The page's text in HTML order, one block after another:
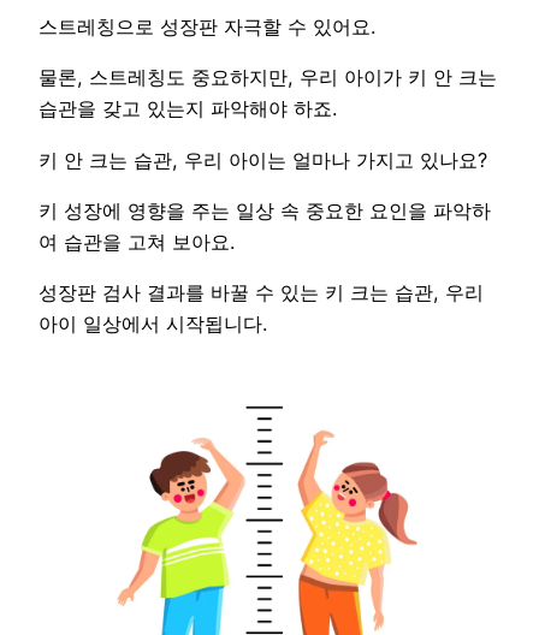
스트레칭으로 성장판 자극할 수 있어요.
물론, 스트레칭도 중요하지만, 우리 아이가 키 안 크는
습관을 갖고 있는지 파악해야 하죠.
키 안 크는 습관, 우리 아이는 얼마나 가지고 있나요?
키 성장에 영향을 주는 일상 속 중요한 요인을 파악하
여 습관을 고쳐 보아요.
성장판 검사 결과를 바꿀 수 있는 키 크는 습관, 우리
아이 일상에서 시작됩니다.